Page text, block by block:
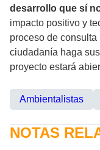
desarrollo que sí
impacto positivo y
proceso de
ciudadanía haga
proyecto estará
Ambientalistas
NOTAS